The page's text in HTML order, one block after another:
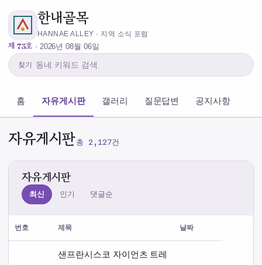
한내골목
HANNAE ALLEY · 지역 소식 포럼
제 73호 · 2026년 08월 06일
찾기
홈 자유게시판 갤러리 질문답변 공지사항
자유게시판총 2,127건
자유게시판
최신 인기 댓글순
번호 제목 날짜
샌프란시스코 자이언츠 트레